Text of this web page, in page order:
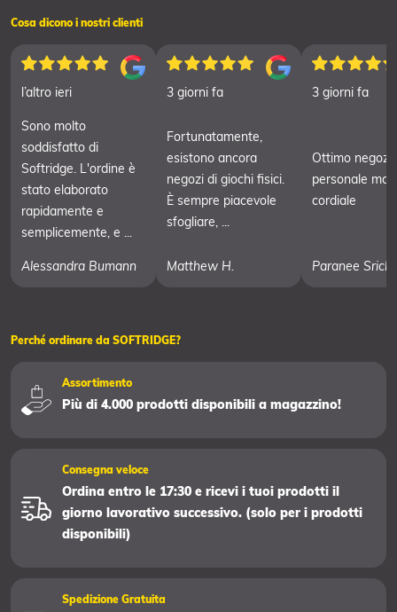
Cosa dicono i nostri clienti
l’altro ieri
Sono molto
soddisfatto di
Softridge. L'ordine è
stato elaborato
rapidamente e
semplicemente, e ...
Alessandra Bumann
3 giorni fa
Fortunatamente,
esistono ancora
negozi di giochi fisici.
È sempre piacevole
sfogliare, ...
Matthew H.
3 giorni fa
Ottimo
personale
cordiale
Paranee
Perché ordinare da SOFTRIDGE?
Assortimento
Più di 4.000 prodotti disponibili a magazzino!
Consegna veloce
Ordina entro le 17:30 e ricevi i tuoi prodotti il
giorno lavorativo successivo. (solo per i prodotti
disponibili)
Spedizione Gratuita